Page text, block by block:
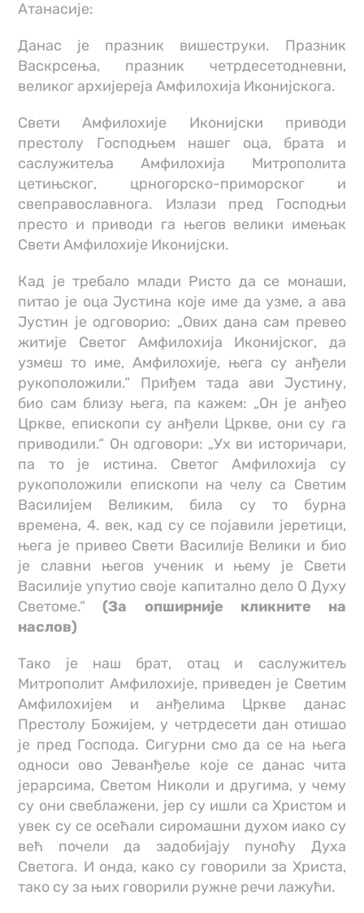
Атанасије:
Данас је празник вишеструки. Празник
Васкрсења, празник четрдесетодневни,
великог архијереја Амфилохија Иконијскога.
Свети Амфилохије Иконијски приводи
престолу Господњем нашег оца, брата и
саслужитеља Амфилохија Митрополита
цетињског, црногорско-приморског и
свеправославнога. Излази пред Господњи
престо и приводи га његов велики имењак
Свети Амфилохије Иконијски.
Кад је требало млади Ристо да се монаши,
питао је оца Јустина које име да узме, а ава
Јустин је одговорио: „Ових дана сам превео
житије Светог Амфилохија Иконијског, да
узмеш то име, Амфилохије, њега су анђели
рукоположили.“ Приђем тада ави Јустину,
био сам близу њега, па кажем: „Он је анђео
Цркве, епископи су анђели Цркве, они су га
приводили.“ Он одговори: „Ух ви историчари,
па то је истина. Светог Амфилохија су
рукоположили епископи на челу са Светим
Василијем Великим, била су то бурна
времена, 4. век, кад су се појавили јеретици,
њега је привео Свети Василије Велики и био
је славни његов ученик и њему је Свети
Василије упутио своје капитално дело О Духу
Светоме.“(За опширније кликните на
наслов)
Тако је наш брат, отац и саслужитељ
Митрополит Амфилохије, приведен је Светим
Амфилохијем и анђелима Цркве данас
Престолу Божијем, у четрдесети дан отишао
је пред Господа. Сигурни смо да се на њега
односи ово Јеванђеље које се данас чита
јерарсима, Светом Николи и другима, у чему
су они свеблажени, јер су ишли са Христом и
увек су се осећали сиромашни духом иако су
већ почели да задобијају пуноћу Духа
Светога. И онда, како су говорили за Христа,
тако су за њих говорили ружне речи лажући.